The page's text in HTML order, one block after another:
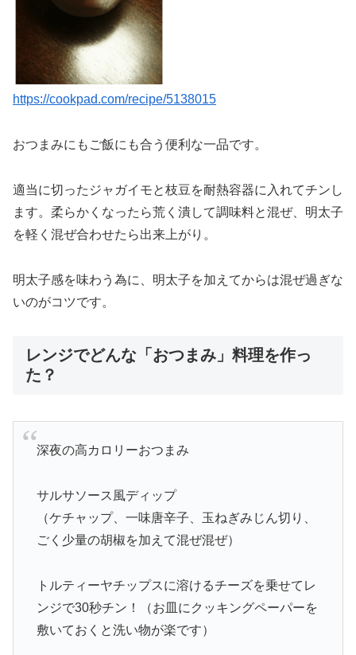
https://cookpad.com/recipe/5138015
おつまみにもご飯にも合う便利な一品です。
適当に切ったジャガイモと枝豆を耐熱容器に入れてチンし
ます。柔らかくなったら荒く潰して調味料と混ぜ、明太子
を軽く混ぜ合わせたら出来上がり。
明太子感を味わう為に、明太子を加えてからは混ぜ過ぎな
いのがコツです。
レンジでどんな「おつまみ」料理を作っ
た？
深夜の高カロリーおつまみ
サルサソース風ディップ
（ケチャップ、一味唐辛子、玉ねぎみじん切り、
ごく少量の胡椒を加えて混ぜ混ぜ）
トルティーヤチップスに溶けるチーズを乗せてレ
ンジで30秒チン！（お皿にクッキングペーパーを
敷いておくと洗い物が楽です）